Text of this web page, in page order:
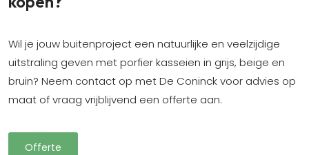
Wil je jouw buitenproject een natuurlijke en veelzijdige
uitstraling geven met porfier kasseien in grijs, beige en
bruin? Neem contact op met De Coninck voor advies op
maat of vraag vrijblijvend een offerte aan.
Offerte